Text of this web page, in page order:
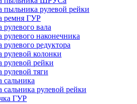
пыльника рулевой рейки
ремня ГУР
рулевого вала
рулевого наконечника
рулевого редуктора
рулевой колонки
рулевой рейки
рулевой тяги
сальника
сальника рулевой рейки
ГУР